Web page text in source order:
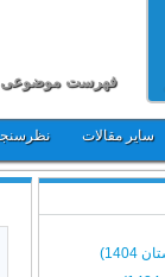
فهرست موضوعی
سایر مقالات